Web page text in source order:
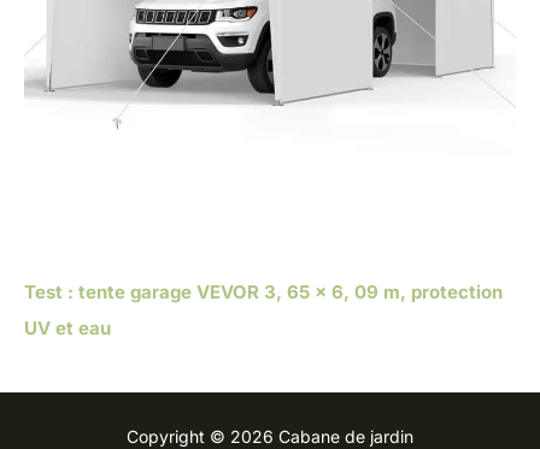
Test : tente garage VEVOR 3, 65 x 6, 09 m, protection
UV et eau
Copyright © 2026 Cabane de jardin